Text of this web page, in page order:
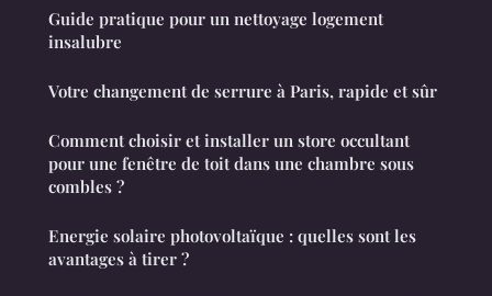
Guide pratique pour un nettoyage logement
insalubre
Votre changement de serrure à Paris, rapide et sûr
Comment choisir et installer un store occultant
pour une fenêtre de toit dans une chambre sous
combles ?
Energie solaire photovoltaïque : quelles sont les
avantages à tirer ?